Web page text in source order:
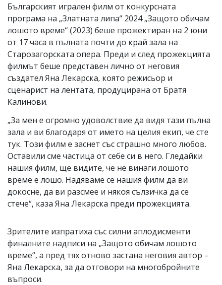
Българският игрален филм от конкурсната
програма на „Златната липа“ 2024 „Защото обичам
лошото време“ (2023) беше прожектиран на 2 юни
от 17 часа в пълната почти до край зала на
Старозагорската опера. Преди и след прожекцията
филмът беше представен лично от неговия
създател Яна Лекарска, която режисьор и
сценарист на лентата, продуцирана от Братя
Калинови.
„За мен е огромно удоволствие да видя тази пълна
зала и ви благодаря от името на целия екип, че сте
тук. Този филм е заснет със страшно много любов.
Оставили сме частица от себе си в него. Гледайки
нашия филм, ще видите, че не винаги лошото
време е лошо. Надяваме се нашия филм да ви
докосне, да ви разсмее и някоя сълзичка да се
стече“, каза Яна Лекарска преди прожекцията.
Зрителите изпратиха със силни аплодисменти
финалните надписи на „Защото обичам лошото
време“, а пред тях отново застана неговия автор –
Яна Лекарска, за да отговори на многобройните
въпроси.